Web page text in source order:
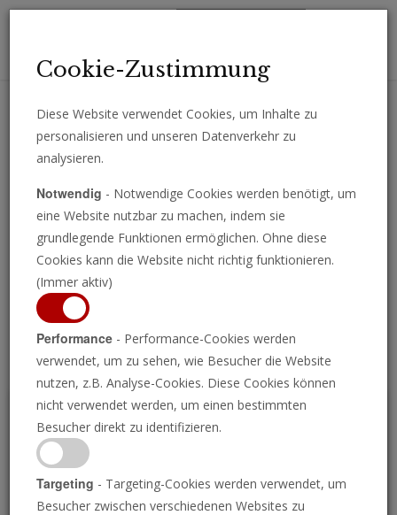
Erhalten Sie wichtige Analysen, Kommentare und Nachrichten
Programm ansehen
P
Cookie-Zustimmung
Diese Website verwendet Cookies, um Inhalte zu
personalisieren und unseren Datenverkehr zu
analysieren.
Notwendig - Notwendige Cookies werden benötigt, um
eine Website nutzbar zu machen, indem sie
grundlegende Funktionen ermöglichen. Ohne diese
Cookies kann die Website nicht richtig funktionieren.
(Immer aktiv)
Performance - Performance-Cookies werden
verwendet, um zu sehen, wie Besucher die Website
nutzen, z.B. Analyse-Cookies. Diese Cookies können
nicht verwendet werden, um einen bestimmten
Besucher direkt zu identifizieren.
Targeting - Targeting-Cookies werden verwendet, um
Besucher zwischen verschiedenen Websites zu